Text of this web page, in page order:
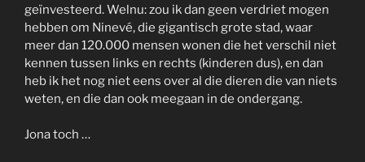
geïnvesteerd. Welnu: zou ik dan geen verdriet mogen
hebben om Ninevé, die gigantisch grote stad, waar
meer dan 120.000 mensen wonen die het verschil niet
kennen tussen links en rechts (kinderen dus), en dan
heb ik het nog niet eens over al die dieren die van niets
weten, en die dan ook meegaan in de ondergang.
Jona toch …